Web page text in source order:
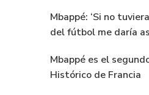
Mbappé: ‘Si no
del fútbol me daría
Mbappé es el
Histórico de Francia